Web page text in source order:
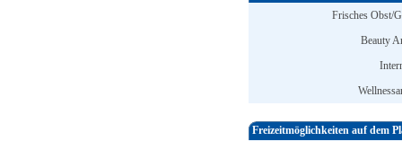
Frisches Obst/
Beauty
Freizeitmöglichkeiten auf dem